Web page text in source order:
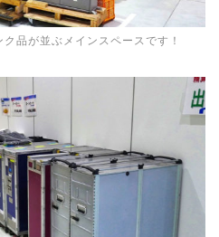
ク品が並ぶメインスペースです！